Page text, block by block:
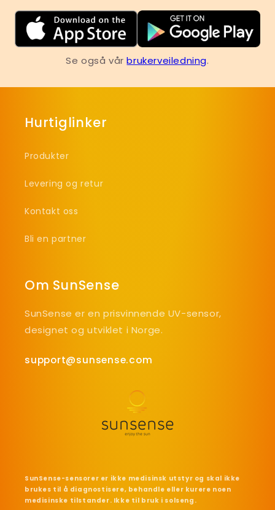
Se også vårbrukerveiledning.
Hurtiglinker
Produkter
Levering og retur
Kontakt oss
Bli en partner
Om SunSense
SunSense er en prisvinnende UV-sensor,
designet og utviklet i Norge.
support@sunsense.com
SunSense-sensorer er ikke medisinsk utstyr og skal ikke
brukes til å diagnostisere, behandle eller kurere noen
medisinske tilstander. Ikke til bruk i solseng.